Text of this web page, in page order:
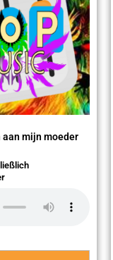
aan mijn moeder